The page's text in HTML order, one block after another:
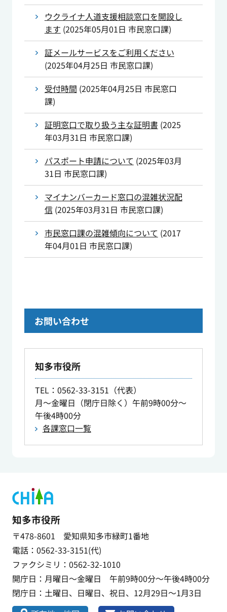
ウクライナ人道支援相談窓口を開設し
ます (2025年05月01日 市民窓口課)
証メールサービスをご利用ください
(2025年04月25日 市民窓口課)
受付時間 (2025年04月25日 市民窓口
課)
証明窓口で取り扱う主な証明書 (2025
年03月31日 市民窓口課)
パスポート申請について (2025年03月
31日 市民窓口課)
マイナンバーカード窓口の混雑状況配
信(2025年03月31日 市民窓口課)
市民窓口課の混雑傾向について (2017
年04月01日 市民窓口課)
お問い合わせ
知多市役所
TEL：0562-33-3151（代表）
月～金曜日（閉庁日除く）午前9時00分～
午後4時00分
各課窓口一覧
知多市役所
〒478-8601 愛知県知多市緑町1番地
電話：0562-33-3151(代)
ファクシミリ：0562-32-1010
開庁日：月曜日～金曜日 午前9時00分～午後4時00分
閉庁日：土曜日、日曜日、祝日、12月29日～1月3日